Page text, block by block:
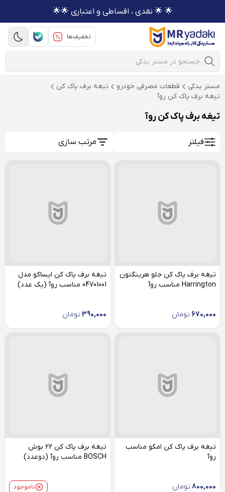
🌟 🌟 نقدی ، اقساطی و اعتباری 🌟🌟
تخفیف‌ها
Mobile Search
مستر یدکی قطعات مصرفی خودرو
تیغه برف پاک کن
تیغه برف پاک کن روآ
تیغه برف پاک کن روآ
فیلتر مرتب سازی
تیغه برف پاک کن جلو هرینگتون
Harrington مناسب روآ
670,000 تومان
تیغه برف پاک کن ایساکو مدل
04701001 مناسب روآ (یک عدد)
390,000 تومان
تیغه برف پاک کن امکو مناسب
روآ
800,000 تومان
تیغه برف پاک کن 22 بوش
BOSCH مناسب روآ (دوعدد)
ناموجود